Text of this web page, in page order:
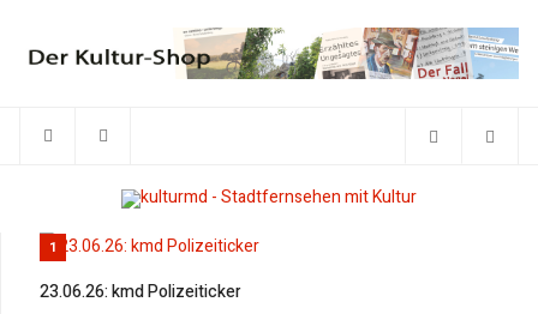
1
23.06.26: kmd Polizeiticker